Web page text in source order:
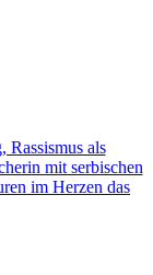
Rassismus als
mit serbischen
im Herzen das